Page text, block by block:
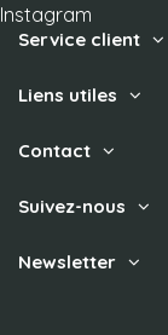
Instagram
Service client
Liens utiles
Contact
Suivez-nous
Newsletter